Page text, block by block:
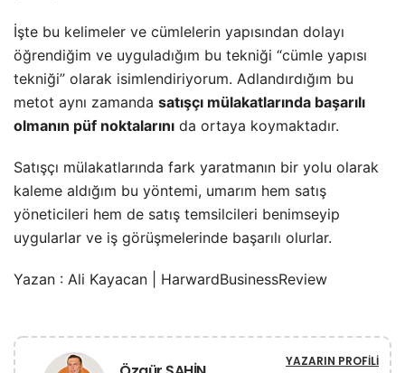
İşte bu kelimeler ve cümlelerin yapısından dolayı
öğrendiğim ve uyguladığım bu tekniği “cümle yapısı
tekniği” olarak isimlendiriyorum. Adlandırdığım bu
metot aynı zamanda satışçı mülakatlarında başarılı
olmanın püf noktalarını da ortaya koymaktadır.
Satışçı mülakatlarında fark yaratmanın bir yolu olarak
kaleme aldığım bu yöntemi, umarım hem satış
yöneticileri hem de satış temsilcileri benimseyip
uygularlar ve iş görüşmelerinde başarılı olurlar.
Yazan : Ali Kayacan | HarwardBusinessReview
YAZARIN PROFILI